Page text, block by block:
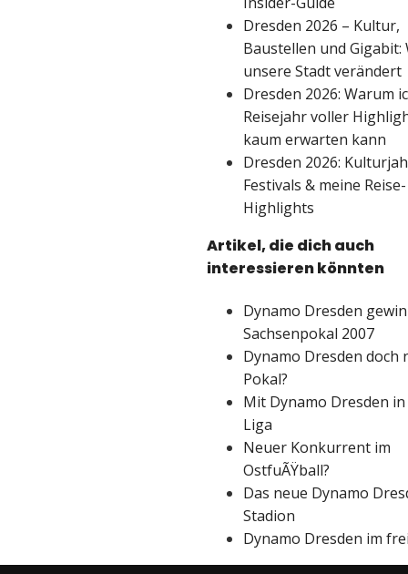
Dresden 2026 – Kultur,
Baustellen und Gigabit:
unsere Stadt verändert
Dresden 2026: Warum
Reisejahr voller
kaum erwarten kann
Dresden 2026:
Festivals & meine Reise-
Highlights
Artikel, die dich auch
interessieren könnten
Dynamo Dresden
Sachsenpokal 2007
Dynamo Dresden doch
Pokal?
Mit Dynamo Dresden in
Liga
Neuer Konkurrent im
OstfuÃŸball?
Das neue Dynamo
Stadion
Dynamo Dresden im